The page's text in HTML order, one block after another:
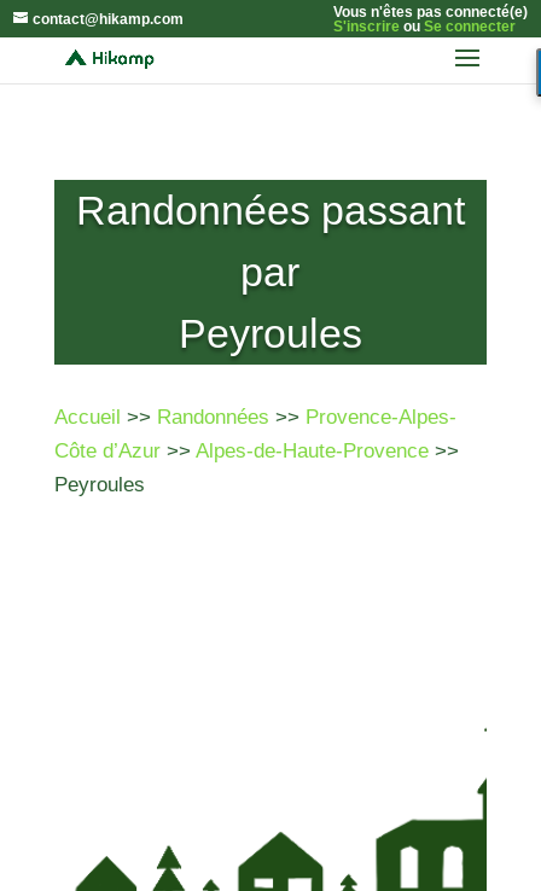
contact@hikamp.com
Vous n'êtes pas connecté(e)
S'inscrireou Se connecter
Randonnées passant
par
Peyroules
Accueil >> Randonnées >> Provence-Alpes-
Côte d’Azur>> Alpes-de-Haute-Provence>>
Peyroules